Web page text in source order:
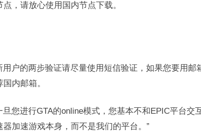
点，请放心使用国内节点下载。
户的两步验证请尽量使用短信验证，如果您要用邮
内邮箱。
您进行GTA的online模式，您基本不和EPIC平台交
器加速游戏本身，而不是我们的平台。”